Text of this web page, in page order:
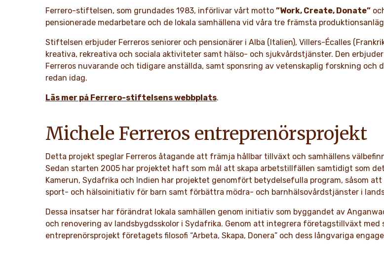
Ferrero-stiftelsen, som grundades 1983, införlivar vårt motto”Work, Create, Donate”
pensionerade medarbetare och de lokala samhällena vid våra tre främsta
Stiftelsen erbjuder Ferreros seniorer och pensionärer i Alba (Italien), Villers-Écalles
kreativa, rekreativa och sociala aktiviteter samt hälso- och sjukvårdstjänster. Den
Ferreros nuvarande och tidigare anställda, samt sponsring av vetenskaplig forskning
redan idag.
Läs mer på Ferrero-stiftelsens webbplats.
Michele Ferreros entreprenörsprojekt
Detta projekt speglar Ferreros åtagande att främja hållbar tillväxt och samhällens
Sedan starten 2005 har projektet haft som mål att skapa arbetstillfällen samtidigt som
Kamerun, Sydafrika och Indien har projektet genomfört betydelsefulla program, såsom
sport- och hälsoinitiativ för barn samt förbättra mödra- och barnhälsovårdstjänster i
Dessa insatser har förändrat lokala samhällen genom initiativ som byggandet av
och renovering av landsbygdsskolor i Sydafrika. Genom att integrera företagstillväxt
entreprenörsprojekt företagets filosofi “Arbeta, Skapa, Donera” och dess långvariga